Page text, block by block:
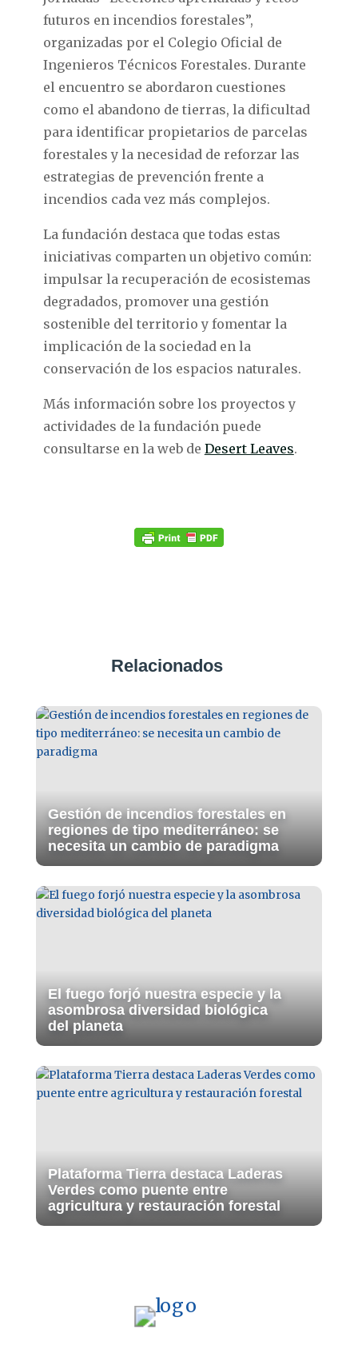
futuros en incendios forestales”,
organizadas por el Colegio Oficial de
Ingenieros Técnicos Forestales. Durante
el encuentro se abordaron cuestiones
como el abandono de tierras, la dificultad
para identificar propietarios de parcelas
forestales y la necesidad de reforzar las
estrategias de prevención frente a
incendios cada vez más complejos.
La fundación destaca que todas estas
iniciativas comparten un objetivo común:
impulsar la recuperación de ecosistemas
degradados, promover una gestión
sostenible del territorio y fomentar la
implicación de la sociedad en la
conservación de los espacios naturales.
Más información sobre los proyectos y
actividades de la fundación puede
consultarse en la web de Desert Leaves.
Relacionados
Gestión de incendios forestales en
regiones de tipo mediterráneo: se
necesita un cambio de paradigma
El fuego forjó nuestra especie y la
asombrosa diversidad biológica
del planeta
Plataforma Tierra destaca Laderas
Verdes como puente entre
agricultura y restauración forestal